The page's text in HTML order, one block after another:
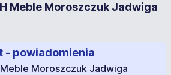
Meble Moroszczuk Jadwiga
- powiadomienia
Meble Moroszczuk Jadwiga